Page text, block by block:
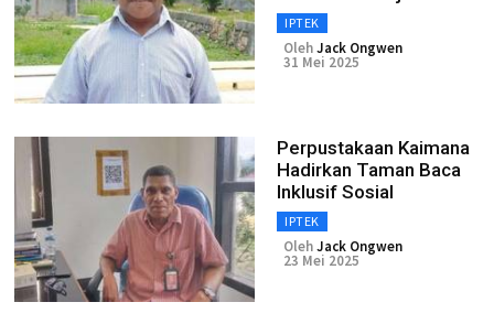
IPTEK
OlehJack Ongwen
31 Mei 2025
Perpustakaan Kaimana
Hadirkan Taman Baca
Inklusif Sosial
IPTEK
OlehJack Ongwen
23 Mei 2025